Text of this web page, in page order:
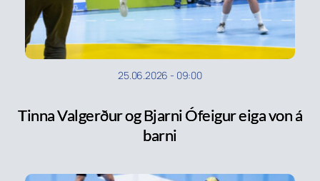
25.06.2026 - 09:00
Tinna Valgerður og Bjarni Ófeigur eiga von á
barni